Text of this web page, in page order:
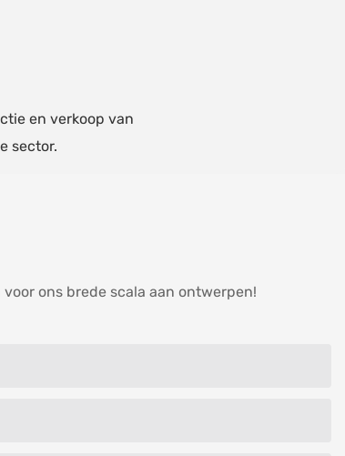
en verkoop van
sector.
ons brede scala aan ontwerpen!